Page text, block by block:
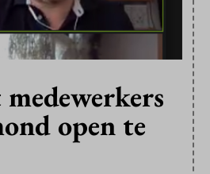
open te